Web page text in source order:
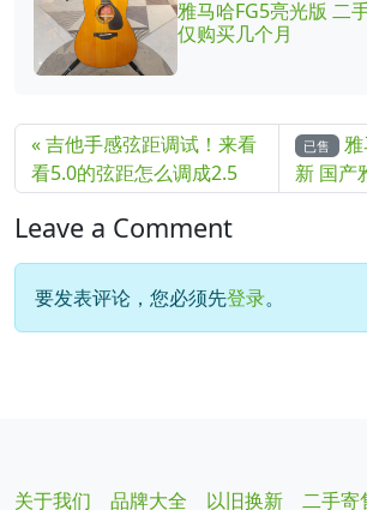
雅马哈FG5亮光版 二
仅购买几个月
吉他手感弦距调试！来看
看5.0的弦距怎么调成2.5
已售
新 国产
Leave a Comment
要发表评论，您必须先登录。
关于我们 品牌大全 以旧换新 二手寄